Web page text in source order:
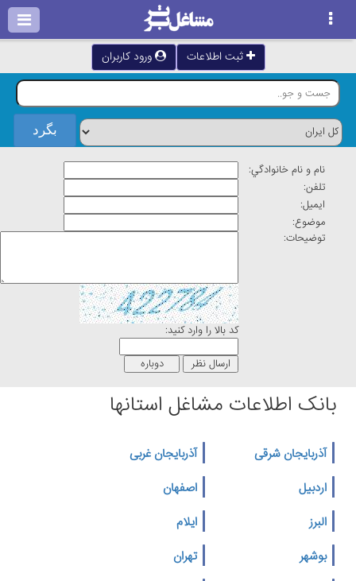
ثبت اطلاعات ورود کاربران
نام و نام خانوادگي:
تلفن:
ايميل:
موضوع:
توضيحات:
كد بالا را وارد كنيد:
بانک اطلاعات مشاغل استانها
آذربایجان شرقی
آذربایجان غربی
اردبیل
اصفهان
البرز
ایلام
بوشهر
تهران